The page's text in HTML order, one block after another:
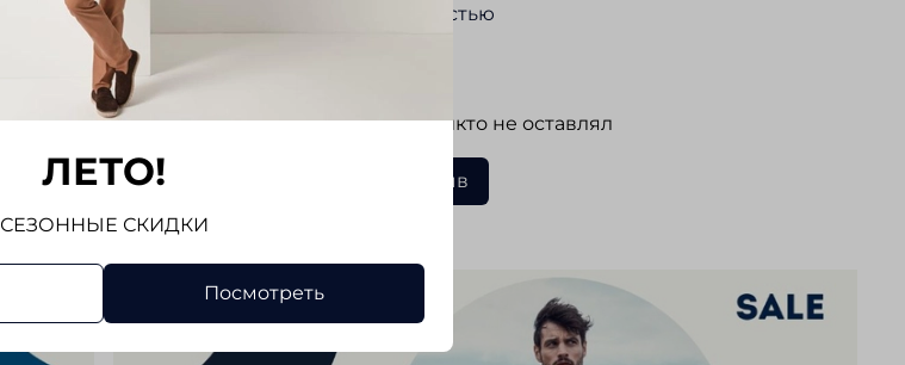
выбор. Его продуманный крой, натуральный состав и
универсальный дизайн делают его отличной
инвестицией в ваш гардероб. Подходит как для
просто одежда, а ваш надежный спутник в
повседневной жизни. Выбирайте качество, выбирайте
стиль, выбирайте SEIDENSTICKER!
Показать полностью
Отзывов еще никто не оставлял
Написать отзыв
ЛЕТО!
СЕЗОННЫЕ СКИДКИ
Посмотреть